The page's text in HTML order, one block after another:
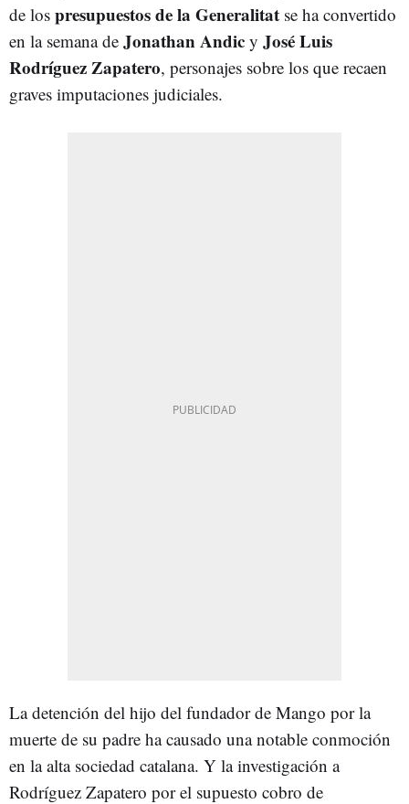
de los presupuestos de la Generalitat se ha convertido
en la semana de Jonathan Andic y José Luis
Rodríguez Zapatero, personajes sobre los que recaen
graves imputaciones judiciales.
La detención del hijo del fundador de Mango por la
muerte de su padre ha causado una notable conmoción
en la alta sociedad catalana. Y la investigación a
Rodríguez Zapatero por el supuesto cobro de